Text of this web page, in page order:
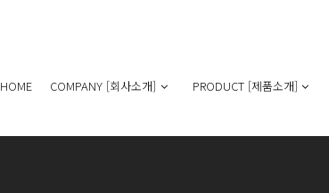
HOME COMPANY [회사소개] PRODUCT [제품소개]